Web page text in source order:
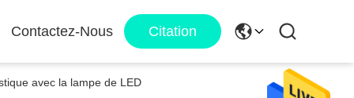
Contactez-Nous Citation
avec la lampe de LED